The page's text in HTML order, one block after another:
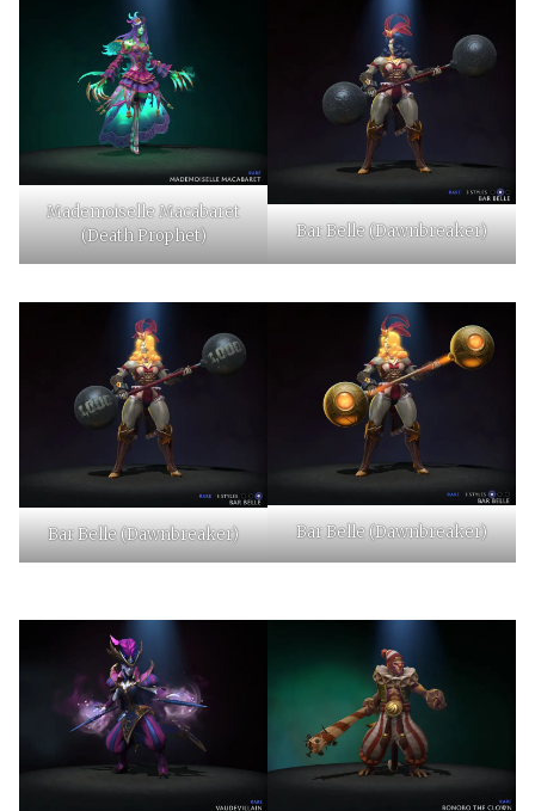
Mademoiselle Macabaret
(Death Prophet)
Bar Belle (Dawnbreaker)
Bar Belle (Dawnbreaker) Bar Belle (Dawnbreaker)